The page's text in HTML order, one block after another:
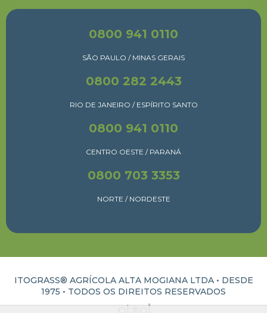
0800 941 0110
SÃO PAULO / MINAS GERAIS
0800 282 2443
RIO DE JANEIRO / ESPÍRITO SANTO
0800 941 0110
CENTRO OESTE / PARANÁ
0800 703 3353
NORTE / NORDESTE
ITOGRASS® AGRÍCOLA ALTA MOGIANA LTDA • DESDE
1975 • TODOS OS DIREITOS RESERVADOS